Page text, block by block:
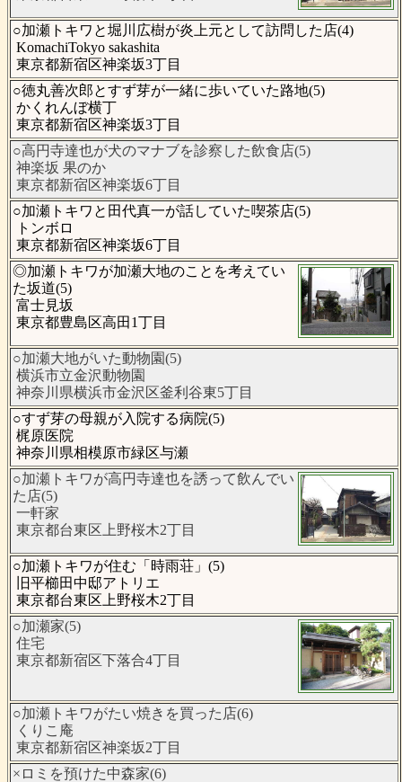
○加瀬トキワと堀川広樹が炎上元として訪問した店(4)
KomachiTokyo sakashita
東京都新宿区神楽坂3丁目
○徳丸善次郎とすず芽が一緒に歩いていた路地(5)
かくれんぼ横丁
東京都新宿区神楽坂3丁目
○高円寺達也が犬のマナブを診察した飲食店(5)
神楽坂 果のか
東京都新宿区神楽坂6丁目
○加瀬トキワと田代真一が話していた喫茶店(5)
トンボロ
東京都新宿区神楽坂6丁目
◎加瀬トキワが加瀬大地のことを考えてい
た坂道(5)
富士見坂
東京都豊島区高田1丁目
○加瀬大地がいた動物園(5)
横浜市立金沢動物園
神奈川県横浜市金沢区釜利谷東5丁目
○すず芽の母親が入院する病院(5)
梶原医院
神奈川県相模原市緑区与瀬
○加瀬トキワが高円寺達也を誘って飲んでい
た店(5)
一軒家
東京都台東区上野桜木2丁目
○加瀬トキワが住む「時雨荘」(5)
旧平櫛田中邸アトリエ
東京都台東区上野桜木2丁目
○加瀬家(5)
住宅
東京都新宿区下落合4丁目
○加瀬トキワがたい焼きを買った店(6)
くりこ庵
東京都新宿区神楽坂2丁目
×ロミを預けた中森家(6)